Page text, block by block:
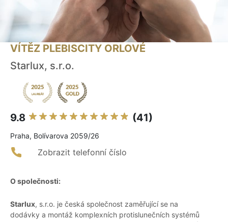
VÍTĚZ PLEBISCITY ORLOVÉ
Starlux, s.r.o.
9.8 (41)
Praha, Bolívarova 2059/26
Zobrazit telefonní číslo
O společnosti:
Starlux, s.r.o. je česká společnost zaměřující se na
dodávky a montáž komplexních protislunečních systémů